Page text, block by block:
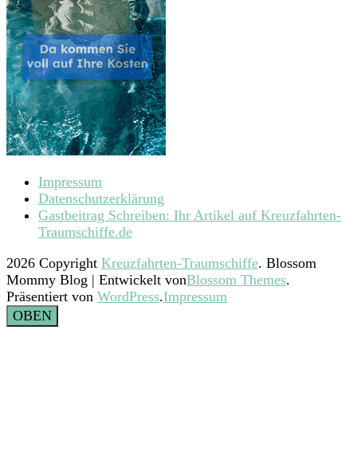
Impressum
Datenschutzerklärung
Gastbeitrag Schreiben: Ihr Artikel auf Kreuzfahrten-
Traumschiffe.de
2026 Copyright Kreuzfahrten-Traumschiffe. Blossom
Mommy Blog | Entwickelt vonBlossom Themes.
Präsentiert von WordPress.Impressum
OBEN